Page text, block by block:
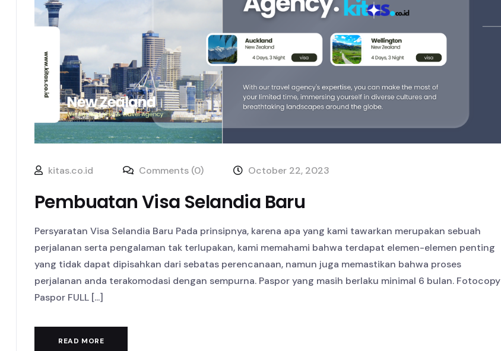
kitas.co.id Comments (0) October 22, 2023
Pembuatan Visa Selandia Baru
Persyaratan Visa Selandia Baru Pada prinsipnya, karena apa yang kami tawarkan merupakan sebuah
perjalanan serta pengalaman tak terlupakan, kami memahami bahwa terdapat elemen-elemen penting
yang tidak dapat dipisahkan dari sebatas perencanaan, namun juga memastikan bahwa proses
perjalanan anda terakomodasi dengan sempurna. Paspor yang masih berlaku minimal 6 bulan. Fotocopy
Paspor FULL [...]
READ MORE